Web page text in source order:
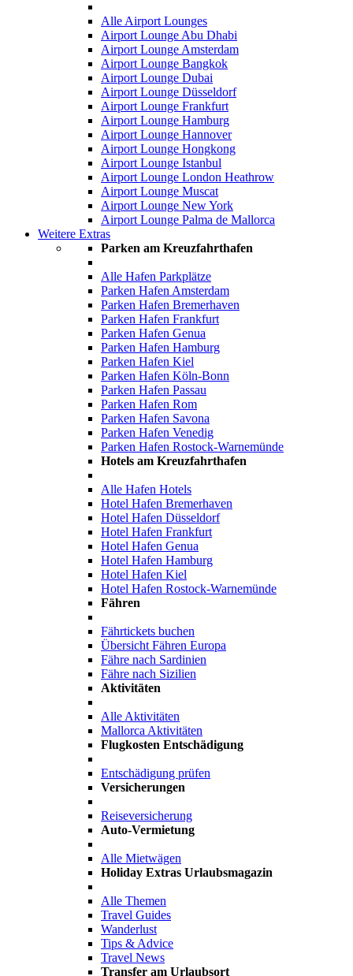
Alle Airport Lounges
Airport Lounge Abu Dhabi
Airport Lounge Amsterdam
Airport Lounge Bangkok
Airport Lounge Dubai
Airport Lounge Düsseldorf
Airport Lounge Frankfurt
Airport Lounge Hamburg
Airport Lounge Hannover
Airport Lounge Hongkong
Airport Lounge Istanbul
Airport Lounge London Heathrow
Airport Lounge Muscat
Airport Lounge New York
Airport Lounge Palma de Mallorca
Weitere Extras
Parken am Kreuzfahrthafen
Alle Hafen Parkplätze
Parken Hafen Amsterdam
Parken Hafen Bremerhaven
Parken Hafen Frankfurt
Parken Hafen Genua
Parken Hafen Hamburg
Parken Hafen Kiel
Parken Hafen Köln-Bonn
Parken Hafen Passau
Parken Hafen Rom
Parken Hafen Savona
Parken Hafen Venedig
Parken Hafen Rostock-Warnemünde
Hotels am Kreuzfahrthafen
Alle Hafen Hotels
Hotel Hafen Bremerhaven
Hotel Hafen Düsseldorf
Hotel Hafen Frankfurt
Hotel Hafen Genua
Hotel Hafen Hamburg
Hotel Hafen Kiel
Hotel Hafen Rostock-Warnemünde
Fähren
Fährtickets buchen
Übersicht Fähren Europa
Fähre nach Sardinien
Fähre nach Sizilien
Aktivitäten
Alle Aktivitäten
Mallorca Aktivitäten
Flugkosten Entschädigung
Entschädigung prüfen
Versicherungen
Reiseversicherung
Auto-Vermietung
Alle Mietwägen
Holiday Extras Urlaubsmagazin
Alle Themen
Travel Guides
Wanderlust
Tips & Advice
Travel News
Transfer am Urlaubsort